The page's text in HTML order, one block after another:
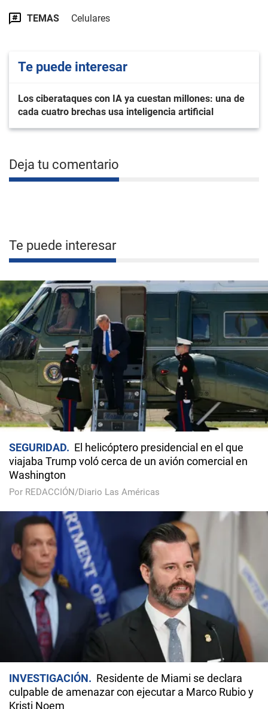
TEMAS Celulares
Te puede interesar
Los ciberataques con IA ya cuestan millones: una de
cada cuatro brechas usa inteligencia artificial
Deja tu comentario
Te puede interesar
SEGURIDAD
El helicóptero presidencial en el que
viajaba Trump voló cerca de un avión comercial en
Washington
Por REDACCIÓN/Diario Las Américas
INVESTIGACIÓN
Residente de Miami se declara
culpable de amenazar con ejecutar a Marco Rubio y
Kristi Noem